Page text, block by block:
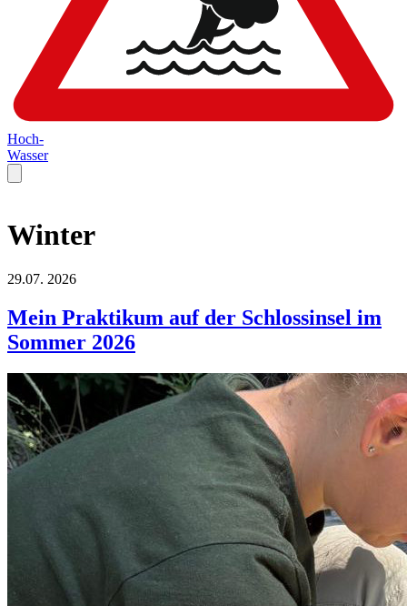
Hoch-
Wasser
Winter
29.07. 2026
Mein Praktikum auf der Schlossinsel im
Sommer 2026